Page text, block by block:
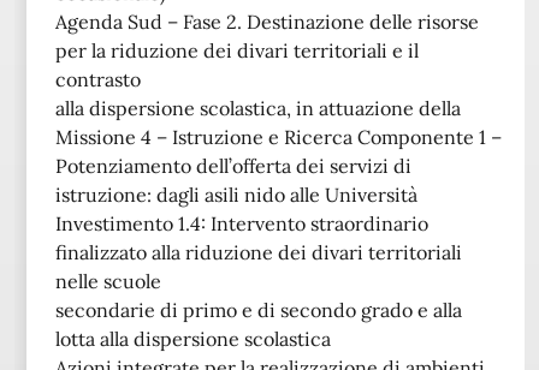
Agenda Sud – Fase 2. Destinazione delle risorse
per la riduzione dei divari territoriali e il
contrasto
alla dispersione scolastica, in attuazione della
Missione 4 – Istruzione e Ricerca Componente 1 –
Potenziamento dell’offerta dei servizi di
istruzione: dagli asili nido alle Università
Investimento 1.4: Intervento straordinario
finalizzato alla riduzione dei divari territoriali
nelle scuole
secondarie di primo e di secondo grado e alla
lotta alla dispersione scolastica